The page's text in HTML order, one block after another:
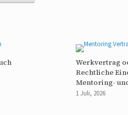
Werkvertrag
Rechtliche
Mentoring-
1 Juli, 2026